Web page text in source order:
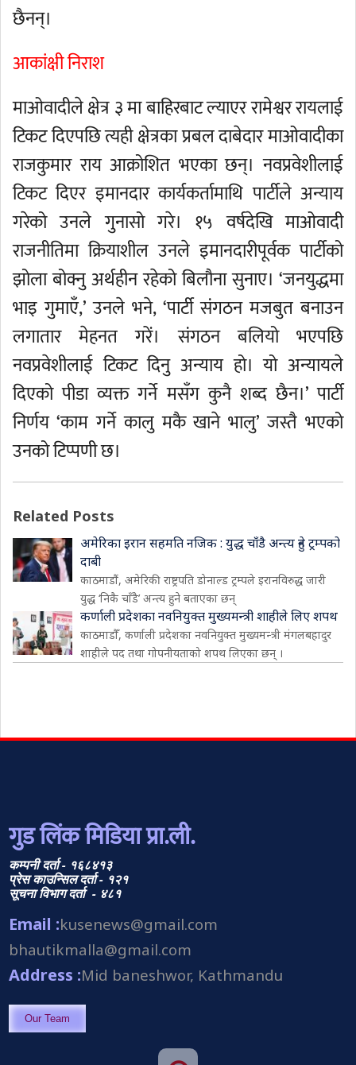
छैनन्।
आकांक्षी निराश
माओवादीले क्षेत्र ३ मा बाहिरबाट ल्याएर रामेश्वर रायलाई
टिकट दिएपछि त्यही क्षेत्रका प्रबल दाबेदार माओवादीका
राजकुमार राय आक्रोशित भएका छन्। नवप्रवेशीलाई
टिकट दिएर इमानदार कार्यकर्तामाथि पार्टीले अन्याय
गरेको उनले गुनासो गरे। १५ वर्षदेखि माओवादी
राजनीतिमा क्रियाशील उनले इमानदारीपूर्वक पार्टीको
झोला बोक्नु अर्थहीन रहेको बिलौना सुनाए। ‘जनयुद्धमा
भाइ गुमाएँ,’ उनले भने, ‘पार्टी संगठन मजबुत बनाउन
लगातार मेहनत गरें। संगठन बलियो भएपछि
नवप्रवेशीलाई टिकट दिनु अन्याय हो। यो अन्यायले
दिएको पीडा व्यक्त गर्ने मसँग कुनै शब्द छैन।’ पार्टी
निर्णय ‘काम गर्ने कालु मकै खाने भालु’ जस्तै भएको
उनको टिप्पणी छ।
Related Posts
अमेरिका इरान सहमति नजिक : युद्ध चाँडै अन्त्य हुने ट्रम्पको
दाबी
काठमाडौं, अमेरिकी राष्ट्रपति डोनाल्ड ट्रम्पले इरानविरुद्ध जारी
युद्ध ‘निकै चाँडै’ अन्त्य हुने बताएका छन्
कर्णाली प्रदेशका नवनियुक्त मुख्यमन्त्री शाहीले लिए शपथ
काठमाडौँ, कर्णाली प्रदेशका नवनियुक्त मुख्यमन्त्री मंगलबहादुर
शाहीले पद तथा गोपनीयताको शपथ लिएका छन् ।
गुड लिंक मिडिया प्रा.ली.
कम्पनी दर्ता - १६८४१३
प्रेस काउन्सिल दर्ता - १२१
सूचना विभाग दर्ता - ४८१
Email :kusenews@gmail.com
bhautikmalla@gmail.com
Address :Mid baneshwor, Kathmandu
Our Team